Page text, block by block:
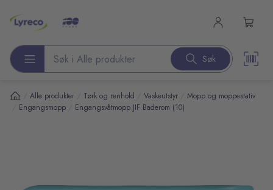
Søk etter produkter Søk
Alle produkter Tørk og renhold Vaskeutstyr Mopp og moppestativ
Engangsmopp Engangsvåtmopp JIF Baderom (10)